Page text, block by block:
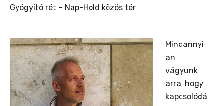
Gyógyító rét – Nap-Hold közös tér
Mindannyi
an
vágyunk
arra, hogy
kapcsolódá